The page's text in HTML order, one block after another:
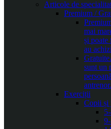
Articole de
Premium /
mai
și poate
au
Gratuite
sunt un
antrenor.
Exerciții
Copii și